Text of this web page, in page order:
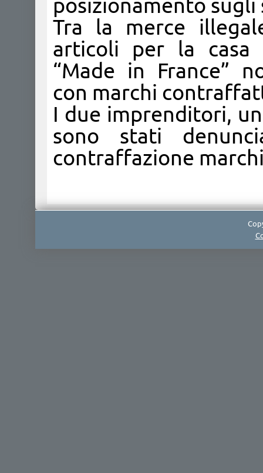
posizionamento
Tra la merce
articoli per la casa
“Made in France”
con marchi
I due imprenditori,
sono stati
contraffazione